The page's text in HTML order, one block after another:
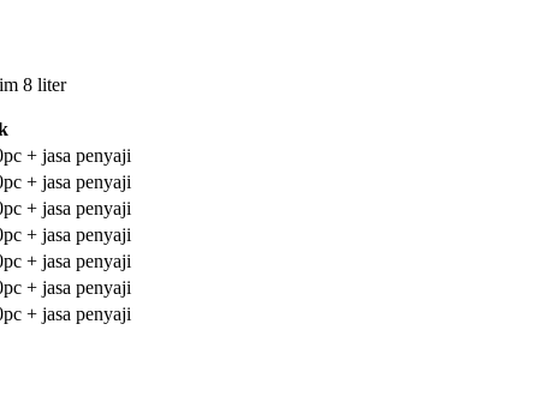
8 liter
+ jasa penyaji
+ jasa penyaji
+ jasa penyaji
+ jasa penyaji
+ jasa penyaji
+ jasa penyaji
+ jasa penyaji